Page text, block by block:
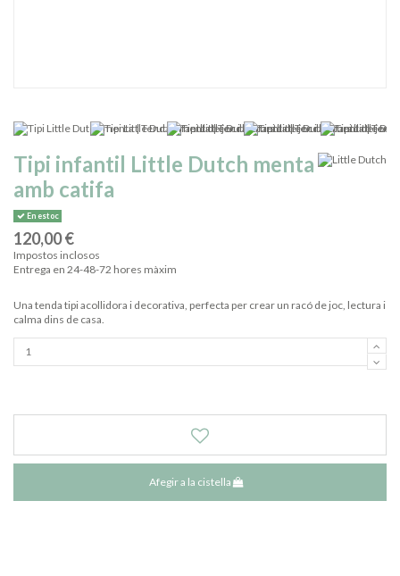
Tipi infantil Little Dutch menta
amb catifa
En estoc
120,00 €
Impostos inclosos
Entrega en 24-48-72 hores màxim
Una tenda tipi acollidora i decorativa, perfecta per crear un racó de joc, lectura i
calma dins de casa.
Afegir a la cistella